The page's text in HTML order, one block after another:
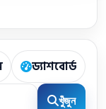
ড্যাশবোর্ড
খুঁজুন